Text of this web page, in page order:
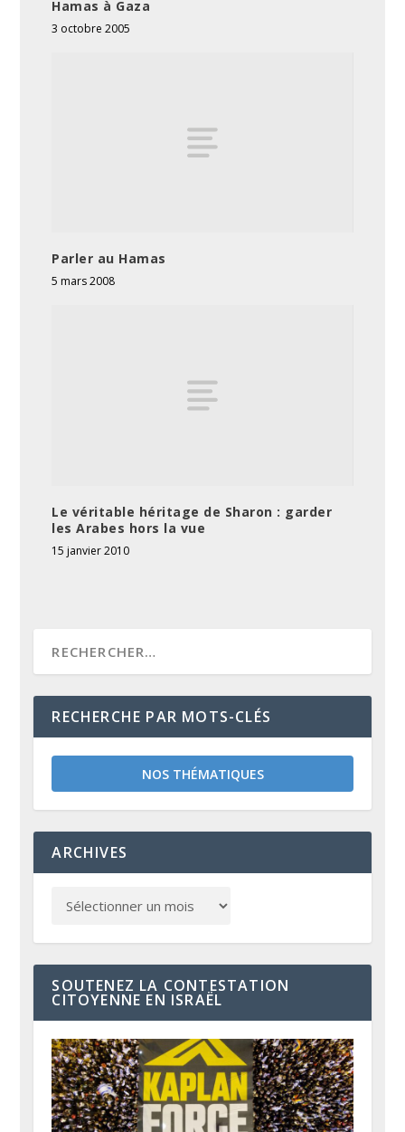
Hamas à Gaza
3 octobre 2005
Parler au Hamas
5 mars 2008
Le véritable héritage de Sharon : garder
les Arabes hors la vue
15 janvier 2010
RECHERCHE PAR MOTS-CLÉS
NOS THÉMATIQUES
ARCHIVES
SOUTENEZ LA CONTESTATION
CITOYENNE EN ISRAËL